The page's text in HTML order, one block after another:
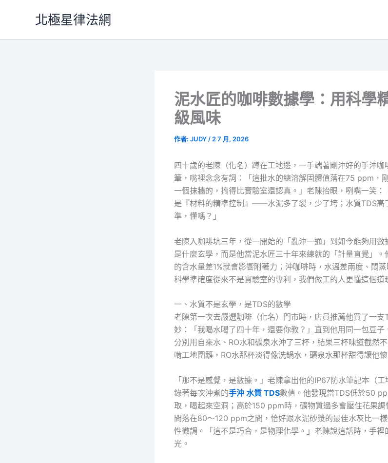
北極星律法網
泥水匠的咖啡數據學：用科學
級風味
作者: JUDY / 2 7 月, 2026
四十歲的老陳（化名）蹲在工地邊，一手端著剛沖好的手沖咖
筆，嘴裡念念有詞：「這批水的總溶解固體值落在75 ppm，
一個抹牆的，搞得比實驗室還認真。」老陳抬眼，咧嘴一笑
是『材料的精準控制』——水泥多了裂，少了垮；水質TDS高
準，懂嗎？」
老陳入咖啡坑三年，從一開始的「亂沖一通」到如今能夠用
是什麼玄學，而是他當泥水匠三十年來練就的「計量直覺」
的含水量差1%就會影響附著力；沖咖啡時，水溫差兩度、悶
科學準確度從來不是實驗室的專利，我們做工的人更懂這個道
一、水質不是玄學，是TDS的數學
老陳第一次去嚴選咖啡（化名）門市時，店員推薦他買了一
妙：「我喝水喝了四十年，還要你教？」直到他用同一包豆子
分別用自來水、RO水和礦泉水沖了三杯，結果三杯味道截
啃工地圍籬，RO水那杯淡得像洗鍋水，礦泉水那杯甜得讓他懷
「那不是感覺，是數據。」老陳拿出他的IP67防水筆記本（
錄著每次沖煮的手沖 水質 TDS數值。他發現當TDS低於50
取，喝起來空洞；高於150 ppm時，礦物質過多會壓住花果
間落在80～120 ppm之間，恰好跟水泥砂漿的最佳水灰比一
性微調。「這不是巧合，是物理化學。」老陳說這話時，手裡
光。